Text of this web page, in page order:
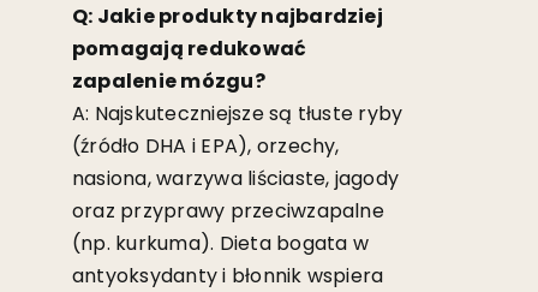
Q: Jakie produkty najbardziej
pomagają redukować
zapalenie mózgu?
A: Najskuteczniejsze są tłuste ryby
(źródło DHA i EPA), orzechy,
nasiona, warzywa liściaste, jagody
oraz przyprawy przeciwzapalne
(np. kurkuma). Dieta bogata w
antyoksydanty i błonnik wspiera